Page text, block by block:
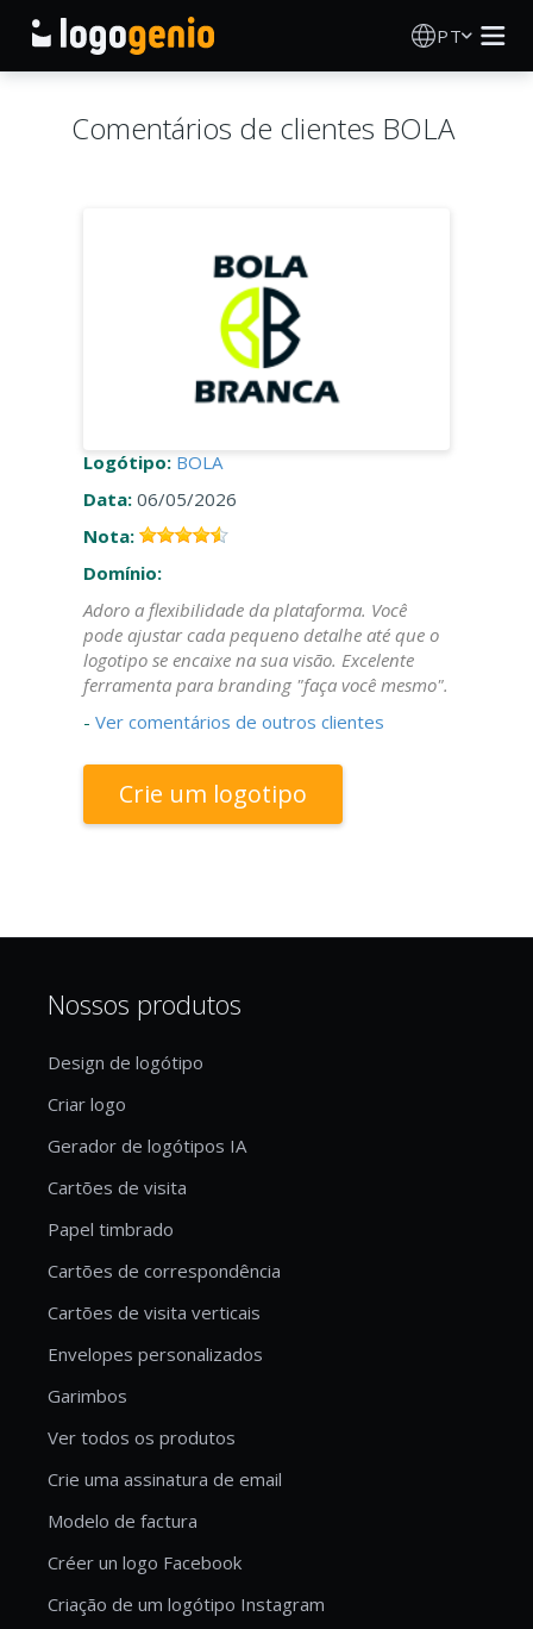
PT
Produtos impressos
Comentários de clientes BOLA
Logótipo: BOLA
Data: 06/05/2026
Nota:
Domínio:
Adoro a flexibilidade da plataforma. Você
pode ajustar cada pequeno detalhe até que o
logotipo se encaixe na sua visão. Excelente
ferramenta para branding "faça você mesmo".
- Ver comentários de outros clientes
Crie um logotipo
Nossos produtos
Design de logótipo
Criar logo
Gerador de logótipos IA
Cartões de visita
Papel timbrado
Cartões de correspondência
Cartões de visita verticais
Envelopes personalizados
Garimbos
Ver todos os produtos
Crie uma assinatura de email
Modelo de factura
Créer un logo Facebook
Criação de um logótipo Instagram